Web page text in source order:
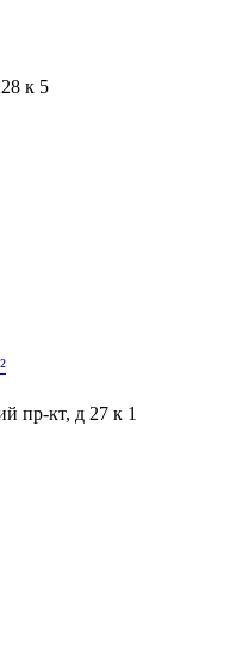
к 5
пр-кт, д 27 к 1